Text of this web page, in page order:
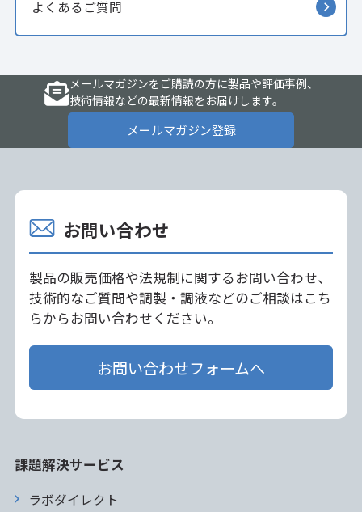
よくあるご質問
メールマガジンをご購読の方に製品や評価事例、
技術情報などの最新情報をお届けします。
メールマガジン登録
お問い合わせ
製品の販売価格や法規制に関するお問い合わせ、
技術的なご質問や調製・調液などのご相談はこち
らからお問い合わせください。
お問い合わせフォームへ
課題解決サービス
ラボダイレクト